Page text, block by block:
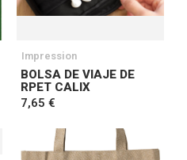
Impression
BOLSA DE VIAJE DE
RPET CALIX
7,65 €